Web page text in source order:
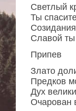
Светлый
Ты
Славой ты
Припев
Злато
Предков
Дух
Очарован